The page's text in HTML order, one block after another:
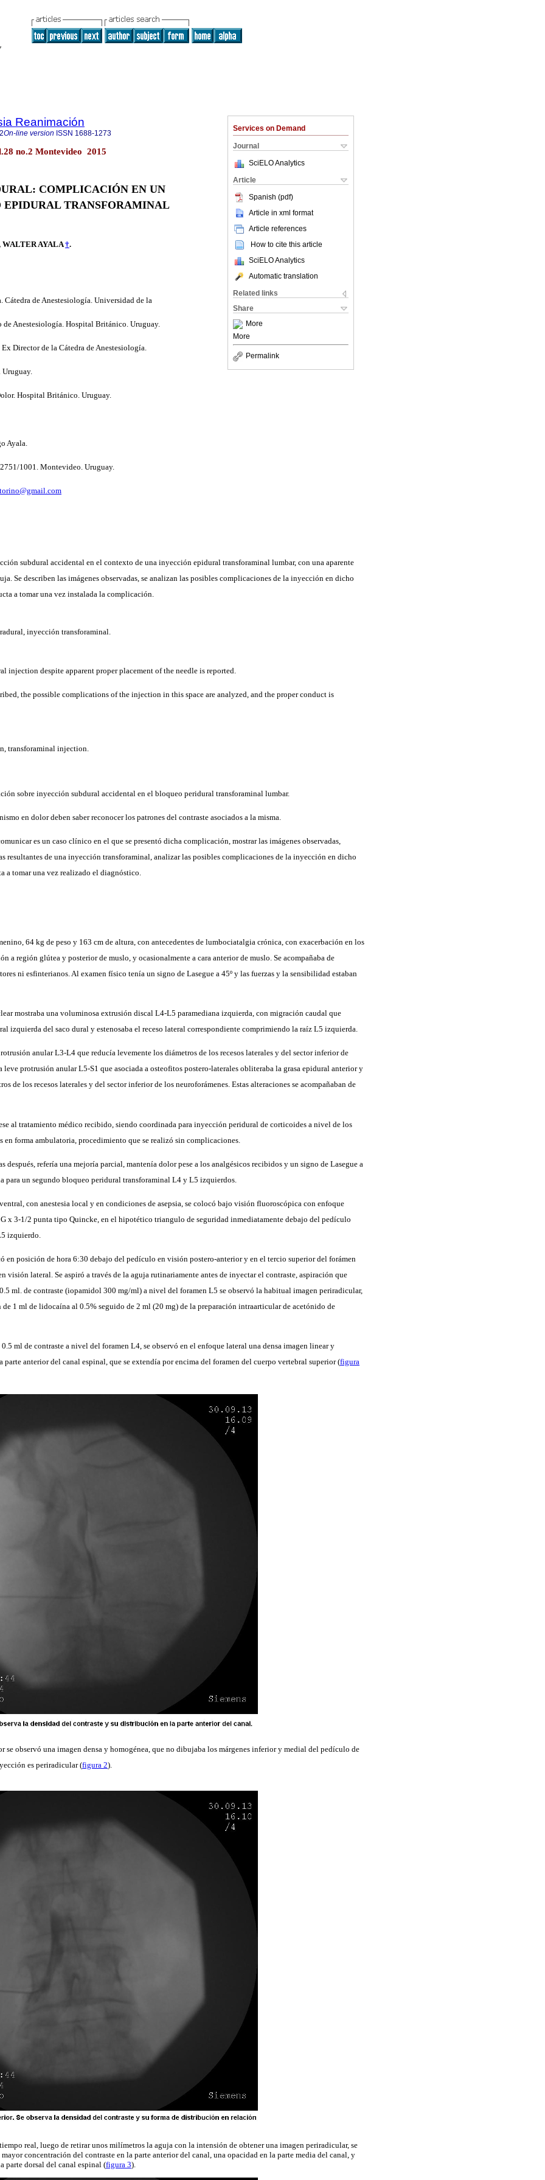
Services on Demand
Journal
SciELO Analytics
Article
Spanish (pdf)
Article in xml format
Article references
How to cite this article
SciELO Analytics
Automatic translation
Related links
Share
More
More
Permalink
Reanimación
On-line version ISSN 1688-1273
no.2 Montevideo 2015
COMPLICACIÓN EN UN
TRANSFORAMINAL
WALTER AYALA†.
Cátedra de Anestesiología. Universidad de la
Anestesiología. Hospital Británico. Uruguay.
Director de la Cátedra de Anestesiología.
Uruguay.
Hospital Británico. Uruguay.
Ayala.
1001. Montevideo. Uruguay.
subdural accidental en el contexto de una inyección epidural transforaminal lumbar, con una aparente
Se describen las imágenes observadas, se analizan las posibles complicaciones de la inyección en dicho
a tomar una vez instalada la complicación.
inyección transforaminal.
injection despite apparent proper placement of the needle is reported.
the possible complications of the injection in this space are analyzed, and the proper conduct is
transforaminal injection.
sobre inyección subdural accidental en el bloqueo peridural transforaminal lumbar.
en dolor deben saber reconocer los patrones del contraste asociados a la misma.
es un caso clínico en el que se presentó dicha complicación, mostrar las imágenes observadas,
resultantes de una inyección transforaminal, analizar las posibles complicaciones de la inyección en dicho
a tomar una vez realizado el diagnóstico.
64 kg de peso y 163 cm de altura, con antecedentes de lumbociatalgia crónica, con exacerbación en los
a región glútea y posterior de muslo, y ocasionalmente a cara anterior de muslo. Se acompañaba de
ni esfinterianos. Al examen físico tenía un signo de Lasegue a 45º y las fuerzas y la sensibilidad estaban
mostraba una voluminosa extrusión discal L4-L5 paramediana izquierda, con migración caudal que
izquierda del saco dural y estenosaba el receso lateral correspondiente comprimiendo la raíz L5 izquierda.
anular L3-L4 que reducía levemente los diámetros de los recesos laterales y del sector inferior de
leve protrusión anular L5-S1 que asociada a osteofitos postero-laterales obliteraba la grasa epidural anterior y
de los recesos laterales y del sector inferior de los neuroforámenes. Estas alteraciones se acompañaban de
al tratamiento médico recibido, siendo coordinada para inyección peridural de corticoides a nivel de los
en forma ambulatoria, procedimiento que se realizó sin complicaciones.
después, refería una mejoría parcial, mantenía dolor pese a los analgésicos recibidos y un signo de Lasegue a
para un segundo bloqueo peridural transforaminal L4 y L5 izquierdos.
con anestesia local y en condiciones de asepsia, se colocó bajo visión fluoroscópica con enfoque
x 3-1/2 punta tipo Quincke, en el hipotético triangulo de seguridad inmediatamente debajo del pedículo
izquierdo.
en posición de hora 6:30 debajo del pedículo en visión postero-anterior y en el tercio superior del forámen
visión lateral. Se aspiró a través de la aguja rutinariamente antes de inyectar el contraste, aspiración que
ml. de contraste (iopamidol 300 mg/ml) a nivel del foramen L5 se observó la habitual imagen periradicular,
1 ml de lidocaína al 0.5% seguido de 2 ml (20 mg) de la preparación intraarticular de acetónido de
ml de contraste a nivel del foramen L4, se observó en el enfoque lateral una densa imagen linear y
parte anterior del canal espinal, que se extendía por encima del foramen del cuerpo vertebral superior (figura
se observó una imagen densa y homogénea, que no dibujaba los márgenes inferior y medial del pedículo de
es periradicular (figura 2).
real, luego de retirar unos milímetros la aguja con la intensión de obtener una imagen periradicular, se
concentración del contraste en la parte anterior del canal, una opacidad en la parte media del canal, y
parte dorsal del canal espinal (figura 3).